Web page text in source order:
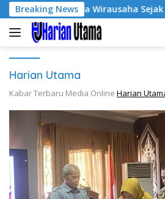
Langsung
ke
konten
Breaking NewsJiwa Wirausaha Sejak Dini
Harian Utama
Kabar Terbaru Media Online Harian